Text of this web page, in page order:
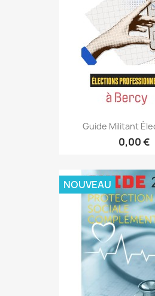
Guide Militant
0,00 €
NOUVEAU